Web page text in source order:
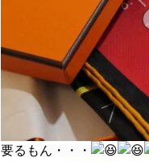
要るもん・・・